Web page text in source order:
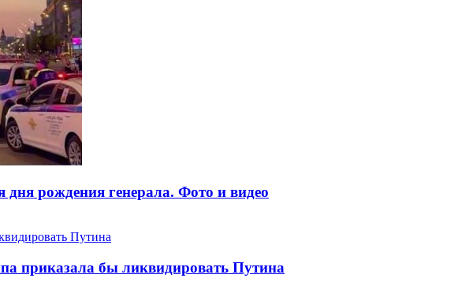
рождения генерала. Фото и видео
приказала бы ликвидировать Путина